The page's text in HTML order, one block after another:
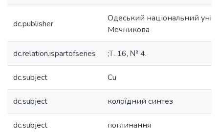
dc.publisher
Одеський національний
Мечникова
dc.relation.ispartofseries ;Т. 16, № 4.
dc.subject Cu
dc.subject колоїдний синтез
dc.subject поглинання